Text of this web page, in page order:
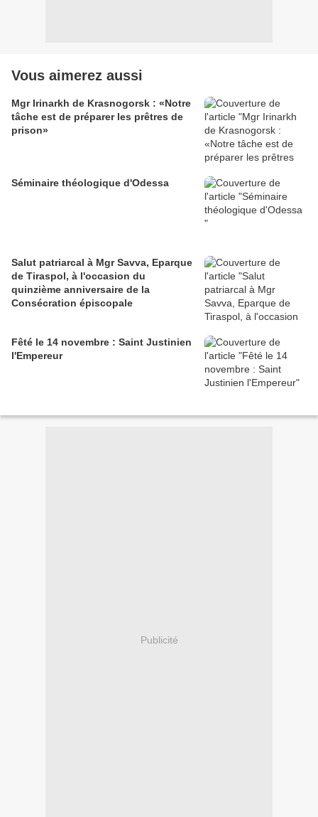
Vous aimerez aussi
Mgr Irinarkh de Krasnogorsk : «Notre
tâche est de préparer les prêtres de
prison»
Séminaire théologique d'Odessa
Salut patriarcal à Mgr Savva, Eparque
de Tiraspol, à l'occasion du
quinzième anniversaire de la
Consécration épiscopale
Fêté le 14 novembre : Saint Justinien
l'Empereur
Publicité